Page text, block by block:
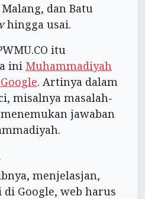
dan Batu
hingga usai.
itu
ini Muhammadiyah
. Artinya dalam
misalnya masalah-
jawaban
menjelasjan,
Google, web harus